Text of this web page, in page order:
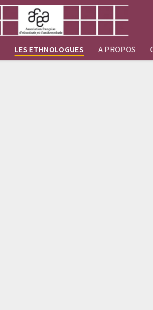
LES ETHNOLOGUES A PROPOS